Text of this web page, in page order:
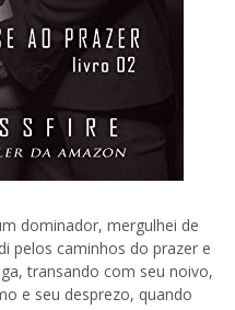
dominador, mergulhei de
pelos caminhos do prazer e
transando com seu noivo,
e seu desprezo, quando